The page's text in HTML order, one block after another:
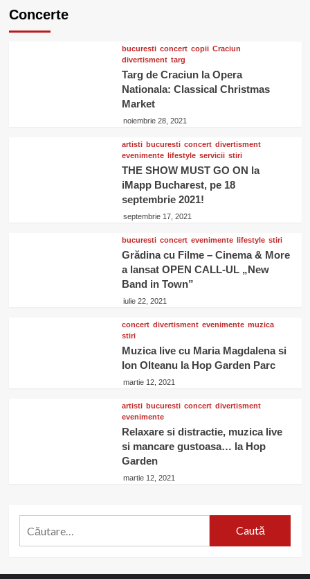
Concerte
bucuresti concert copii Craciun
divertisment targ
Targ de Craciun la Opera
Nationala: Classical Christmas
Market
noiembrie 28, 2021
artisti bucuresti concert divertisment
evenimente lifestyle servicii stiri
THE SHOW MUST GO ON la
iMapp Bucharest, pe 18
septembrie 2021!
septembrie 17, 2021
bucuresti concert evenimente lifestyle stiri
Grădina cu Filme – Cinema & More
a lansat OPEN CALL-UL „New
Band in Town”
iulie 22, 2021
concert divertisment evenimente muzica
stiri
Muzica live cu Maria Magdalena si
Ion Olteanu la Hop Garden Parc
martie 12, 2021
artisti bucuresti concert divertisment
evenimente
Relaxare si distractie, muzica live
si mancare gustoasa… la Hop
Garden
martie 12, 2021